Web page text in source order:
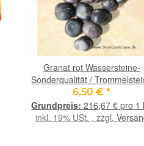
Granat rot Wassersteine-
Sonderqualität /
roh - Rarität - ca. 30 g (GKS) -
Restbestand -
6,50 €*
216,67 € pro 1
inkl. 19% USt. , zzgl.